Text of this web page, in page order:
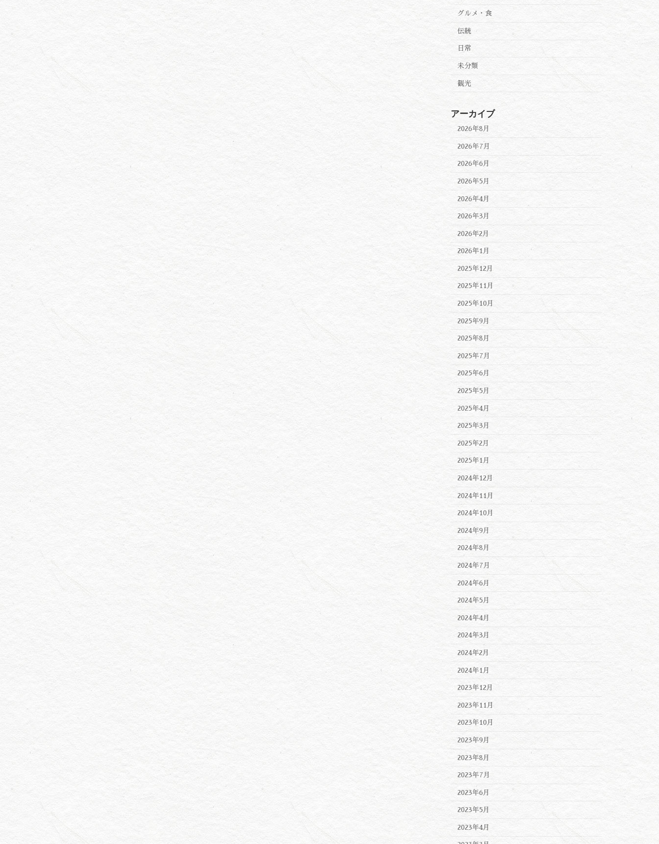
グルメ・食
伝統
日常
未分類
観光
アーカイブ
2026年8月
2026年7月
2026年6月
2026年5月
2026年4月
2026年3月
2026年2月
2026年1月
2025年12月
2025年11月
2025年10月
2025年9月
2025年8月
2025年7月
2025年6月
2025年5月
2025年4月
2025年3月
2025年2月
2025年1月
2024年12月
2024年11月
2024年10月
2024年9月
2024年8月
2024年7月
2024年6月
2024年5月
2024年4月
2024年3月
2024年2月
2024年1月
2023年12月
2023年11月
2023年10月
2023年9月
2023年8月
2023年7月
2023年6月
2023年5月
2023年4月